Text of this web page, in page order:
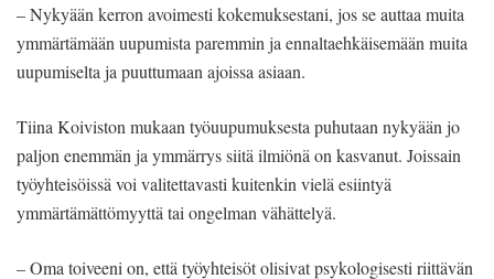
– Nykyään kerron avoimesti kokemuksestani, jos se auttaa muita
ymmärtämään uupumista paremmin ja ennaltaehkäisemään muita
uupumiselta ja puuttumaan ajoissa asiaan.
Tiina Koiviston mukaan työuupumuksesta puhutaan nykyään jo
paljon enemmän ja ymmärrys siitä ilmiönä on kasvanut. Joissain
työyhteisöissä voi valitettavasti kuitenkin vielä esiintyä
ymmärtämättömyyttä tai ongelman vähättelyä.
– Oma toiveeni on, että työyhteisöt olisivat psykologisesti riittävän